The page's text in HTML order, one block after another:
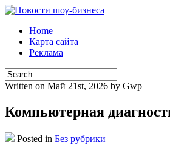
Home
Карта сайта
Реклама
Written on Май 21st, 2026 by Gwp
Компьютерная
Posted in Без рубрики